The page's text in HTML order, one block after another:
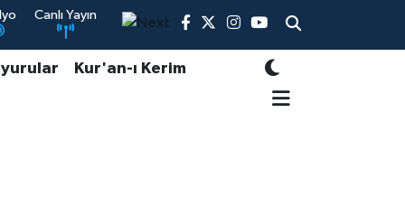
Canlı Yayın
Kur'an-ı Kerim